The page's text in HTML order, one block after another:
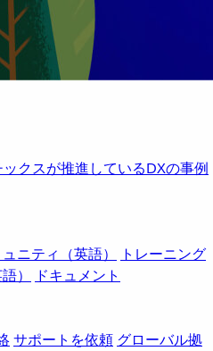
クスが推進しているDXの事例
ニティ（英語）
トレーニング
）
ドキュメント
サポートを依頼 グローバル拠